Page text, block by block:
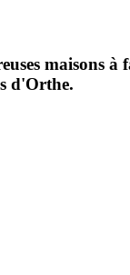
maisons à
d'Orthe.